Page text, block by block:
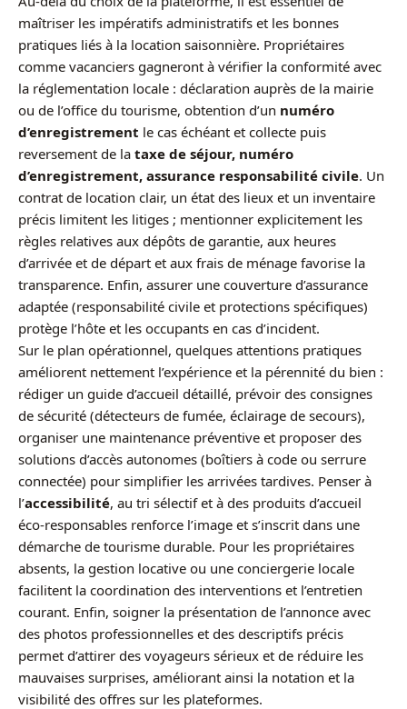
maîtriser les impératifs administratifs et les bonnes
pratiques liés à la location saisonnière. Propriétaires
comme vacanciers gagneront à vérifier la conformité avec
la réglementation locale : déclaration auprès de la mairie
ou de l’office du tourisme, obtention d’un numéro
d’enregistrement le cas échéant et collecte puis
reversement de la taxe de séjour, numéro
d’enregistrement, assurance responsabilité civile. Un
contrat de location clair, un état des lieux et un inventaire
précis limitent les litiges ; mentionner explicitement les
règles relatives aux dépôts de garantie, aux heures
d’arrivée et de départ et aux frais de ménage favorise la
transparence. Enfin, assurer une couverture d’assurance
adaptée (responsabilité civile et protections spécifiques)
protège l’hôte et les occupants en cas d’incident.
Sur le plan opérationnel, quelques attentions pratiques
améliorent nettement l’expérience et la pérennité du bien :
rédiger un guide d’accueil détaillé, prévoir des consignes
de sécurité (détecteurs de fumée, éclairage de secours),
organiser une maintenance préventive et proposer des
solutions d’accès autonomes (boîtiers à code ou serrure
connectée) pour simplifier les arrivées tardives. Penser à
l’accessibilité, au tri sélectif et à des produits d’accueil
éco-responsables renforce l’image et s’inscrit dans une
démarche de tourisme durable. Pour les propriétaires
absents, la gestion locative ou une conciergerie locale
facilitent la coordination des interventions et l’entretien
courant. Enfin, soigner la présentation de l’annonce avec
des photos professionnelles et des descriptifs précis
permet d’attirer des voyageurs sérieux et de réduire les
mauvaises surprises, améliorant ainsi la notation et la
visibilité des offres sur les plateformes.